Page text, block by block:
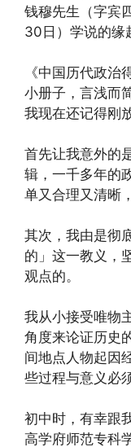
钱穆先生（字宾
30日）学说的缘
《中国历代政治
小册子，言浅而
我现在还记得刚
首先让我意外的
辑，一千多年的
单又合理又清晰
其次，我由是彻
的」这一教义，
观点的。
我从小接受唯物
角度来论证历史
间地点人物起因
些过程与意义必
初中时，有幸跟
高学府师范专科